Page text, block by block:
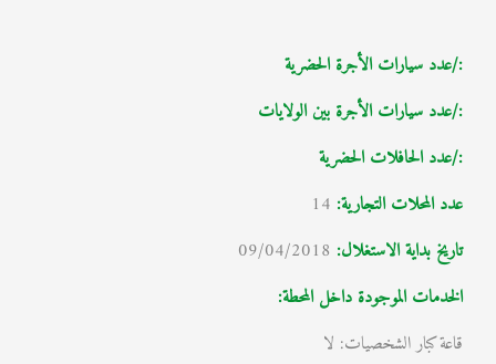
:/عدد سيارات الأجرة الحضرية
:/عدد سيارات الأجرة بين الولايات
:/عدد الحافلات الحضرية
عدد المحلات التجارية:
تاريخ بداية الاستغلال:
09/04/2018
الخدمات الموجودة داخل المحطة:
قاعة كبار الشخصيات: لا